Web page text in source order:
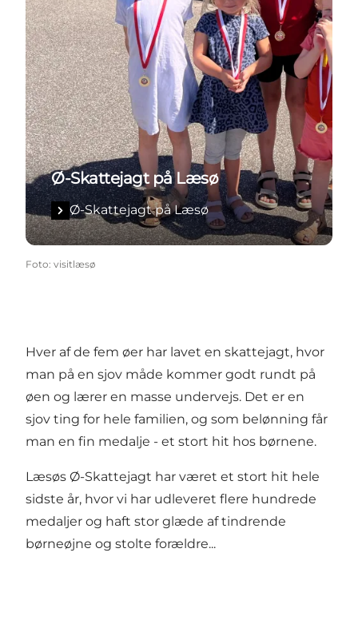
Ø-Skattejagt på Læsø
Ø-Skattejagt på Læsø
Foto: visitlæsø
Hver af de fem øer har lavet en skattejagt, hvor
man på en sjov måde kommer godt rundt på
øen og lærer en masse undervejs. Det er en
sjov ting for hele familien, og som belønning får
man en fin medalje - et stort hit hos børnene.
Læsøs Ø-Skattejagt har været et stort hit hele
sidste år, hvor vi har udleveret flere hundrede
medaljer og haft stor glæde af tindrende
børneøjne og stolte forældre...